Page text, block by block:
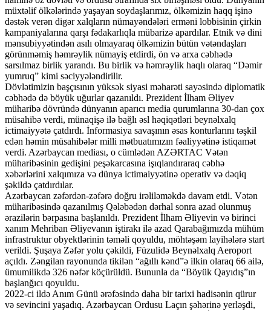
müxtəlif ölkələrində yaşayan soydaşlarımız, ölkəmizin haqq işinə
dəstək verən digər xalqların nümayəndələri erməni lobbisinin çirkin
kampaniyalarına qarşı fədakarlıqla mübarizə apardılar. Etnik və dini
mənsubiyyətindən asılı olmayaraq ölkəmizin bütün vətəndaşları
görünməmiş həmrəylik nümayiş etdirdi, ön və arxa cəbhədə
sarsılmaz birlik yarandı. Bu birlik və həmrəylik haqlı olaraq “Dəmir
yumruq” kimi səciyyələndirilir.
Dövlətimizin başçısının yüksək siyasi məharəti sayəsində diplomatik
cəbhədə də böyük uğurlar qazanıldı. Prezident İlham Əliyev
müharibə dövründə dünyanın aparıcı media qurumlarına 30-dan çox
müsahibə verdi, münaqişə ilə bağlı əsl həqiqətləri beynəlxalq
ictimaiyyətə çatdırdı. İnformasiya savaşının əsas konturlarını təşkil
edən həmin müsahibələr milli mətbuatımızın fəaliyyətinə istiqamət
verdi. Azərbaycan mediası, o cümlədən AZƏRTAC Vətən
müharibəsinin gedişini peşəkarcasına işıqlandıraraq cəbhə
xəbərlərini xalqımıza və dünya ictimaiyyətinə operativ və dəqiq
şəkildə çatdırdılar.
Azərbaycan zəfərdən-zəfərə doğru irəliləməkdə davam etdi. Vətən
müharibəsində qazanılmış Qələbədən dərhal sonra azad olunmuş
ərazilərin bərpasına başlanıldı. Prezident İlham Əliyevin və birinci
xanım Mehriban Əliyevanın iştirakı ilə azad Qarabağımızda mühüm
infrastruktur obyektlərinin təməli qoyuldu, möhtəşəm layihələrə start
verildi. Şuşaya Zəfər yolu çəkildi, Füzulidə Beynəlxalq Aeroport
açıldı. Zəngilan rayonunda tikilən “ağıllı kənd”ə ilkin olaraq 66 ailə,
ümumilikdə 326 nəfər köçürüldü. Bununla da “Böyük Qayıdış”ın
başlanğıcı qoyuldu.
2022-ci ildə Anım Günü ərəfəsində daha bir tarixi hadisənin qürur
və sevincini yaşadıq. Azərbaycan Ordusu Laçın şəhərinə yerləşdi,